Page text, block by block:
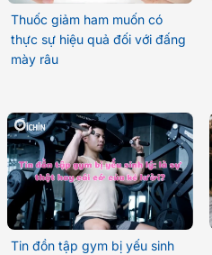
Thuốc giảm ham muốn có
thực sự hiệu quả đối với đấng
mày râu
Tin đồn tập gym bị yếu sinh